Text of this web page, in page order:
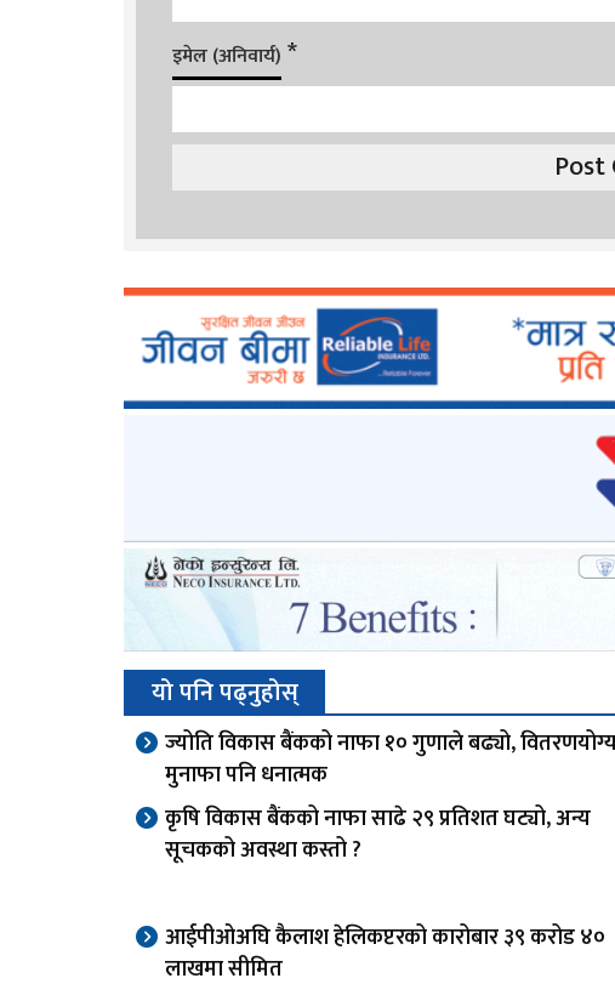
इमेल (अनिवार्य) *
यो पनि पढ्नुहोस्
ज्योति विकास बैंकको नाफा १० गुणाले बढ्यो, वितरणयोग्य
मुनाफा पनि धनात्मक
कृषि विकास बैंकको नाफा साढे २९ प्रतिशत घट्यो, अन्य
सूचकको अवस्था कस्तो ?
आईपीओअघि कैलाश हेलिकप्टरको कारोबार ३९ करोड ४०
लाखमा सीमित